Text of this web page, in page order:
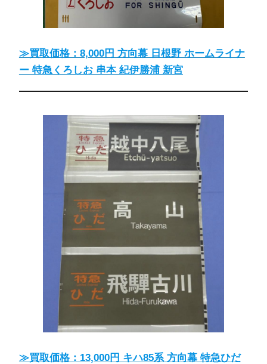
≫買取価格：8,000円 方向幕 日根野 ホームライナ
ー 特急くろしお 串本 紀伊勝浦 新宮
≫買取価格：13,000円 キハ85系 方向幕 特急ひだ